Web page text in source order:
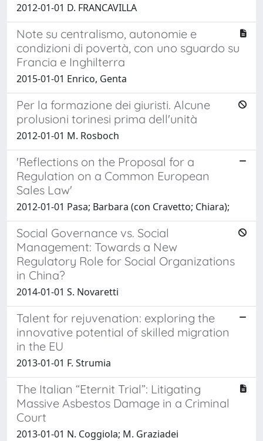
2012-01-01 D. FRANCAVILLA
Note su centralismo, autonomie e
condizioni di povertà, con uno sguardo su
Francia e Inghilterra
2015-01-01 Enrico, Genta
Per la formazione dei giuristi. Alcune
prolusioni torinesi prima dell'unità
2012-01-01 M. Rosboch
'Reflections on the Proposal for a
Regulation on a Common European
Sales Law'
2012-01-01 Pasa; Barbara (con Cravetto; Chiara);
Social Governance vs. Social
Management: Towards a New
Regulatory Role for Social Organizations
in China?
2014-01-01 S. Novaretti
Talent for rejuvenation: exploring the
innovative potential of skilled migration
in the EU
2013-01-01 F. Strumia
The Italian “Eternit Trial”: Litigating
Massive Asbestos Damage in a Criminal
Court
2013-01-01 N. Coggiola; M. Graziadei